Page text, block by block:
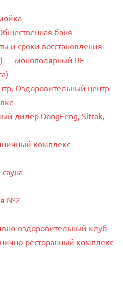
баня
и сроки восстановления
— монополярный RF-
Оздоровительный центр
дилер DongFeng, Sitrak,
комплекс
№2
оздоровительный клуб
ресторанный комплекс